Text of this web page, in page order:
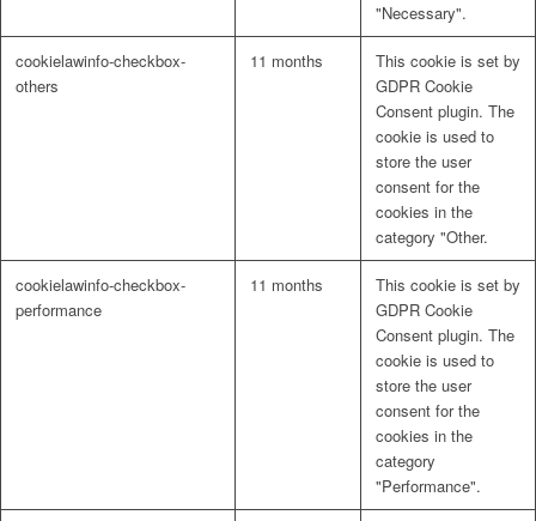
"Necessary".
cookielawinfo-checkbox-
others
11 months
This cookie is set by
GDPR Cookie
Consent plugin. The
cookie is used to
store the user
consent for the
cookies in the
category "Other.
cookielawinfo-checkbox-
performance
11 months
This cookie is set by
GDPR Cookie
Consent plugin. The
cookie is used to
store the user
consent for the
cookies in the
category
"Performance".